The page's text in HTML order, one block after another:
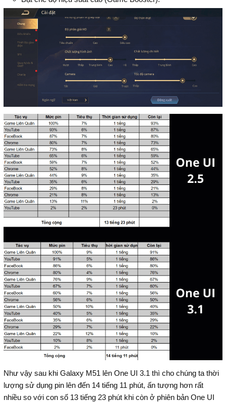
Như vậy sau khi Galaxy M51 lên One UI 3.1 thì cho chúng ta thời
lượng sử dụng pin lên đến 14 tiếng 11 phút, ấn tượng hơn rất
nhiều so với con số 13 tiếng 23 phút khi còn ở phiên bản One UI